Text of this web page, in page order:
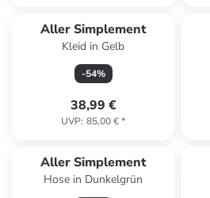
Aller Simplement
Kleid in Gelb
-54%
38,99 €
UVP: 85,00 €*
Aller Simplement
Hose in Dunkelgrün